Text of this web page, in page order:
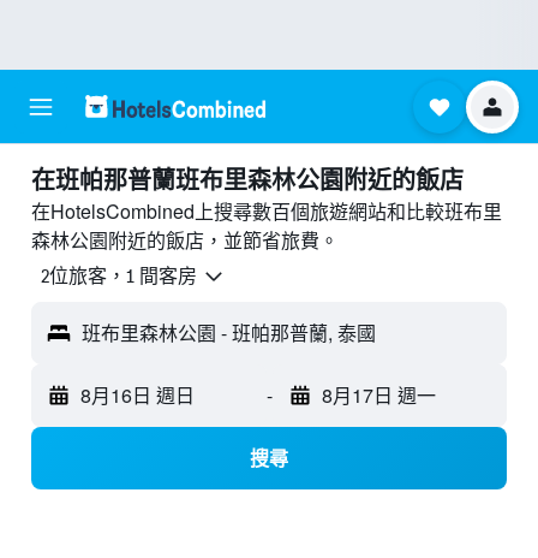
​在班帕那普蘭班布里森林公園附近​的飯店
在HotelsCombined上搜尋數百個旅遊網站和比較班布里
森林公園附近的飯店，並節省旅費。
2位旅客，1 間客房
班布里森林公園 - 班帕那普蘭, 泰國
8月16日 週日 - 8月17日 週一
搜尋